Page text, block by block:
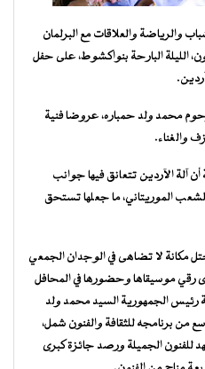
والرياضة والعلاقات مع البرلمان
الليلة البارحة بنواكشوط، على حفل
محمد ولد حمباره، عروضا فنية
والغناء.
أن آلة الآردين تتعانق فيها جوانب
الموريتاني، ما جعلها تستحق
مكانة لا تضاهى في الوجدان الجمعي
رقي موسيقاها وحضورها في المحافل
رئيس الجمهورية السيد محمد ولد
برنامجه للثقافة والفنون شمل،
للفنون الجميلة ورصد جائزة كبرى